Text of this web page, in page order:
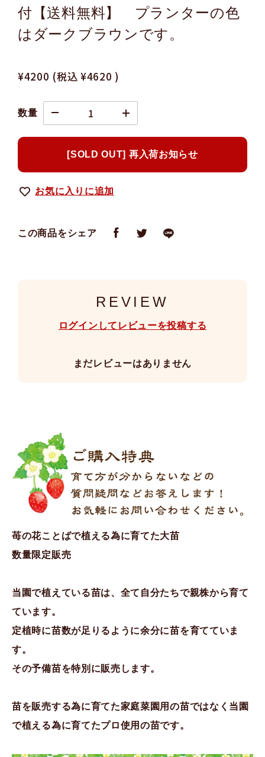
付【送料無料】 プランターの色
はダークブラウンです。
¥4200 (税込¥4620 )
数量
[SOLD OUT] 再入荷お知らせ
お気に入りに追加
この商品をシェア
REVIEW
ログインしてレビューを投稿する
まだレビューはありません
苺の花ことばで植える為に育てた大苗
数量限定販売
当園で植えている苗は、全て自分たちで親株から育て
ています。
定植時に苗数が足りるように余分に苗を育てていま
す。
その予備苗を特別に販売します。
苗を販売する為に育てた家庭菜園用の苗ではなく当園
で植える為に育てたプロ使用の苗です。